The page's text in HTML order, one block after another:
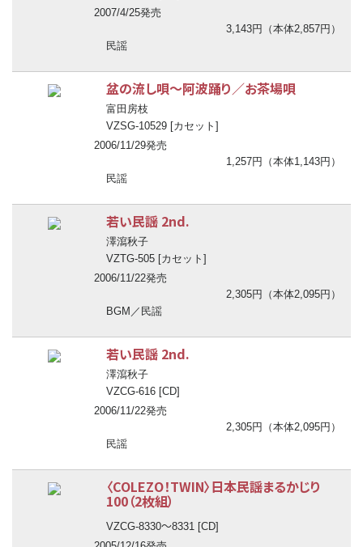
2007/4/25発売
3,143円（本体2,857円）
民謡
盆の流し唄〜阿波踊り／お茶場唄
富田房枝
VZSG-10529 [カセット]
2006/11/29発売
1,257円（本体1,143円）
民謡
若い民謡 2nd.
澤瀉秋子
VZTG-505 [カセット]
2006/11/22発売
2,305円（本体2,095円）
BGM／民謡
若い民謡 2nd.
澤瀉秋子
VZCG-616 [CD]
2006/11/22発売
2,305円（本体2,095円）
民謡
〈COLEZO！TWIN〉日本民謡まるかじり
100（2枚組）
VZCG-8330〜8331 [CD]